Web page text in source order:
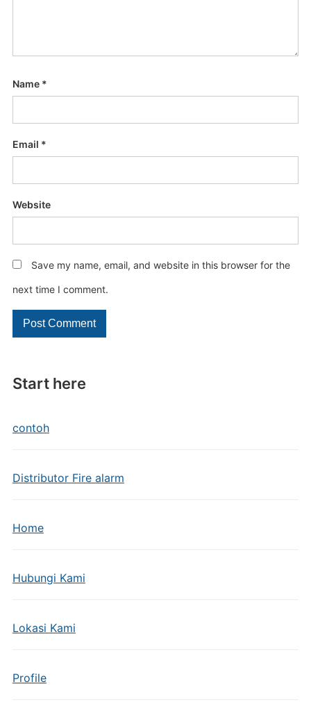
Start here
contoh
Distributor Fire alarm
Home
Hubungi Kami
Lokasi Kami
Profile
Name *
Email *
Website
Save my name, email, and website in this browser for the
next time I comment.